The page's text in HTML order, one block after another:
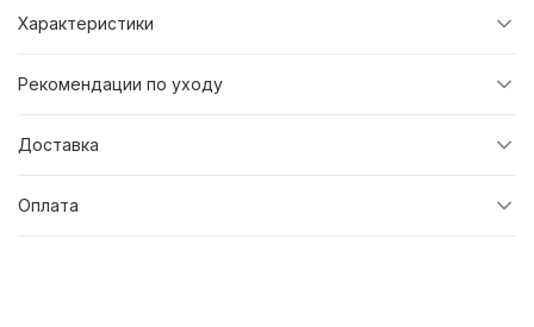
Характеристики
Рекомендации по уходу
Доставка
Оплата